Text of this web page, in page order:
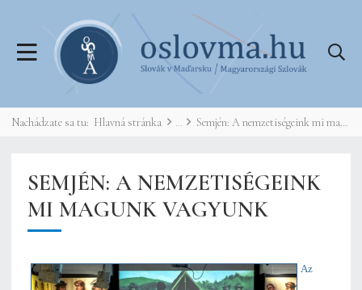
Nachádzate sa tu: Hlavná stránka Semjén: A nemzetiségeink mi magunk vagyunk
SEMJÉN: A NEMZETISÉGEINK
MI MAGUNK VAGYUNK
Az